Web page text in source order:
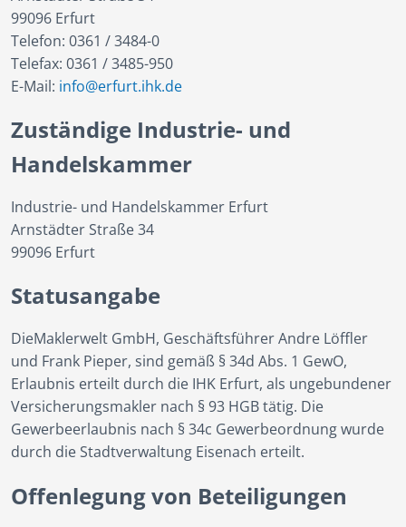
99096 Erfurt
Telefon: 0361 / 3484-0
Telefax: 0361 / 3485-950
E-Mail: info@erfurt.ihk.de
Zuständige Industrie- und
Handelskammer
Industrie- und Handelskammer Erfurt
Arnstädter Straße 34
99096 Erfurt
Statusangabe
DieMaklerwelt GmbH, Geschäftsführer Andre Löffler
und Frank Pieper, sind gemäß § 34d Abs. 1 GewO,
Erlaubnis erteilt durch die IHK Erfurt, als ungebundener
Versicherungsmakler nach § 93 HGB tätig. Die
Gewerbeerlaubnis nach § 34c Gewerbeordnung wurde
durch die Stadtverwaltung Eisenach erteilt.
Offenlegung von Beteiligungen